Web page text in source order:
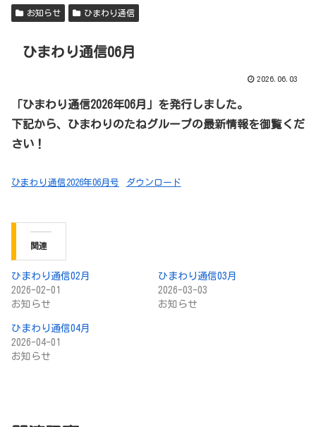
お知らせ ひまわり通信
ひまわり通信06月
2026.06.03
「ひまわり通信2026年06月」を発行しました。
下記から、ひまわりのたねグループの最新情報を御覧くだ
さい！
ひまわり通信2026年06月号 ダウンロード
関連
ひまわり通信02月
2026-02-01
お知らせ
ひまわり通信03月
2026-03-03
お知らせ
ひまわり通信04月
2026-04-01
お知らせ